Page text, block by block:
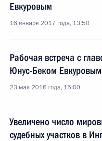
Евкуровым
16 января 2017 года, 13:50
Рабочая встреча с
Юнус-Беком Евкуровым
23 мая 2016 года, 15:00
Увеличено число
судебных участков в